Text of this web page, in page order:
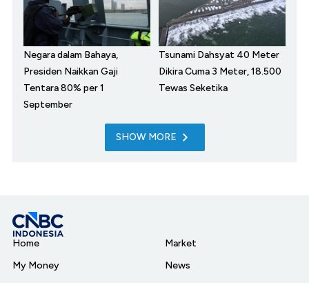
Negara dalam Bahaya,
Presiden Naikkan Gaji
Tentara 80% per 1
September
Tsunami Dahsyat 40 Meter
Dikira Cuma 3 Meter, 18.500
Tewas Seketika
SHOW MORE
Home
My Money
Market
News